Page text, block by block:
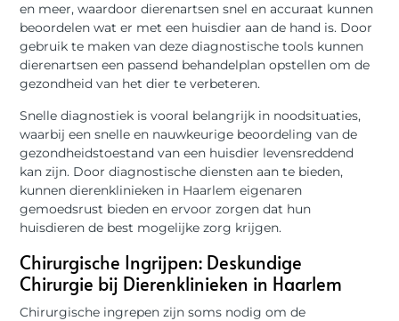
en meer, waardoor dierenartsen snel en accuraat kunnen
beoordelen wat er met een huisdier aan de hand is. Door
gebruik te maken van deze diagnostische tools kunnen
dierenartsen een passend behandelplan opstellen om de
gezondheid van het dier te verbeteren.
Snelle diagnostiek is vooral belangrijk in noodsituaties,
waarbij een snelle en nauwkeurige beoordeling van de
gezondheidstoestand van een huisdier levensreddend
kan zijn. Door diagnostische diensten aan te bieden,
kunnen dierenklinieken in Haarlem eigenaren
gemoedsrust bieden en ervoor zorgen dat hun
huisdieren de best mogelijke zorg krijgen.
Chirurgische Ingrijpen: Deskundige
Chirurgie bij Dierenklinieken in Haarlem
Chirurgische ingrepen zijn soms nodig om de